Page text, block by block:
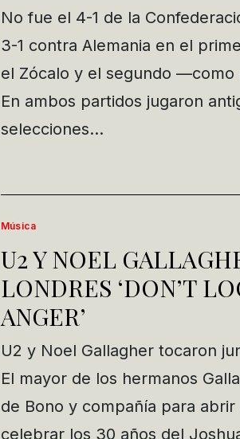
No fue el 4-1 de la
3-1 contra Alemania en el
el Zócalo y el segundo
En ambos partidos jugaron
selecciones…
Música
U2 Y NOEL
LONDRES ‘DON’T
ANGER’
U2 y Noel Gallagher tocaron
El mayor de los hermanos
de Bono y compañía para
celebrar los 30 años del